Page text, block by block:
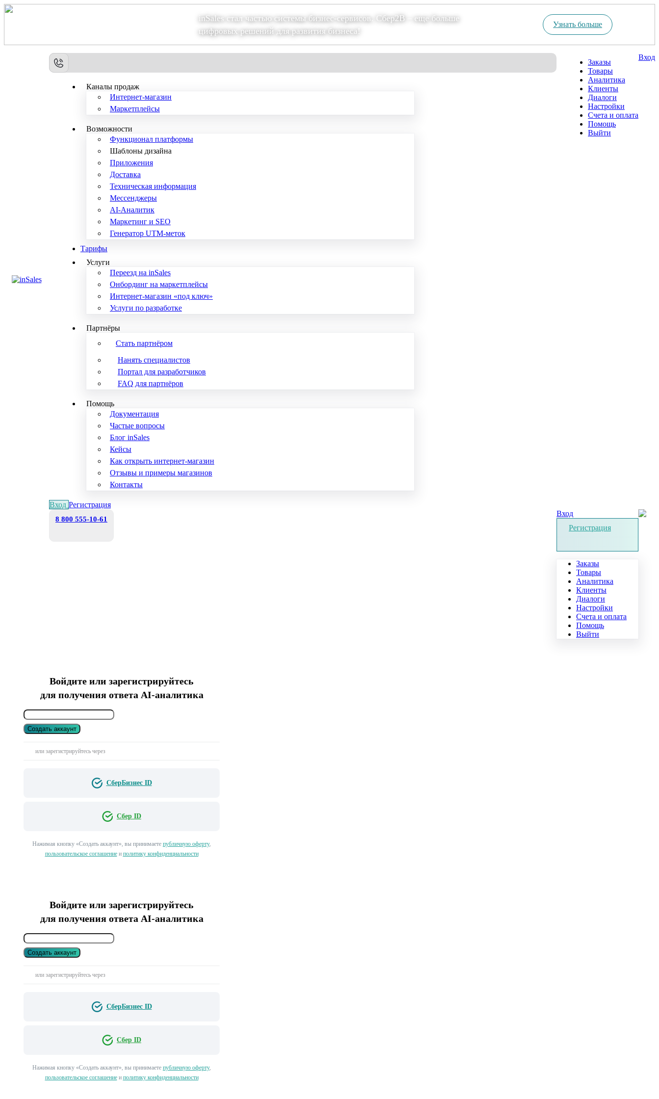
inSales стал частью системы бизнес-сервисов. Сбер2В – еще больше
цифровых решений для развития бизнеса!
Узнать больше
Каналы продаж
Интернет-магазин
Маркетплейсы
Возможности
Функционал платформы
Шаблоны дизайна
Приложения
Доставка
Техническая информация
Мессенджеры
AI-Аналитик
Маркетинг и SEO
Генератор UTM-меток
Тарифы
Услуги
Переезд на inSales
Онбординг на маркетплейсы
Интернет-магазин «под ключ»
Услуги по разработке
Партнёры
Стать партнёром
Нанять специалистов
Портал для разработчиков
FAQ для партнёров
Помощь
Документация
Частые вопросы
Блог inSales
Кейсы
Как открыть интернет-магазин
Отзывы и примеры магазинов
Контакты
Вход Регистрация
Заказы
Товары
Аналитика
Клиенты
Диалоги
Настройки
Счета и оплата
Помощь
Выйти
Вход
8 800 555-10-61
Вход
Регистрация
Заказы
Товары
Аналитика
Клиенты
Диалоги
Настройки
Счета и оплата
Помощь
Выйти
Войдите или зарегистрируйтесь
для получения ответа AI-аналитика
Создать аккаунт
или зарегистрируйтесь через
СберБизнес ID
Сбер ID
Нажимая кнопку «Создать аккаунт», вы принимаете публичную оферту,
пользовательское соглашениеи политику конфиденциальности
Войдите или зарегистрируйтесь
для получения ответа AI-аналитика
Создать аккаунт
или зарегистрируйтесь через
СберБизнес ID
Сбер ID
Нажимая кнопку «Создать аккаунт», вы принимаете публичную оферту,
пользовательское соглашениеи политику конфиденциальности